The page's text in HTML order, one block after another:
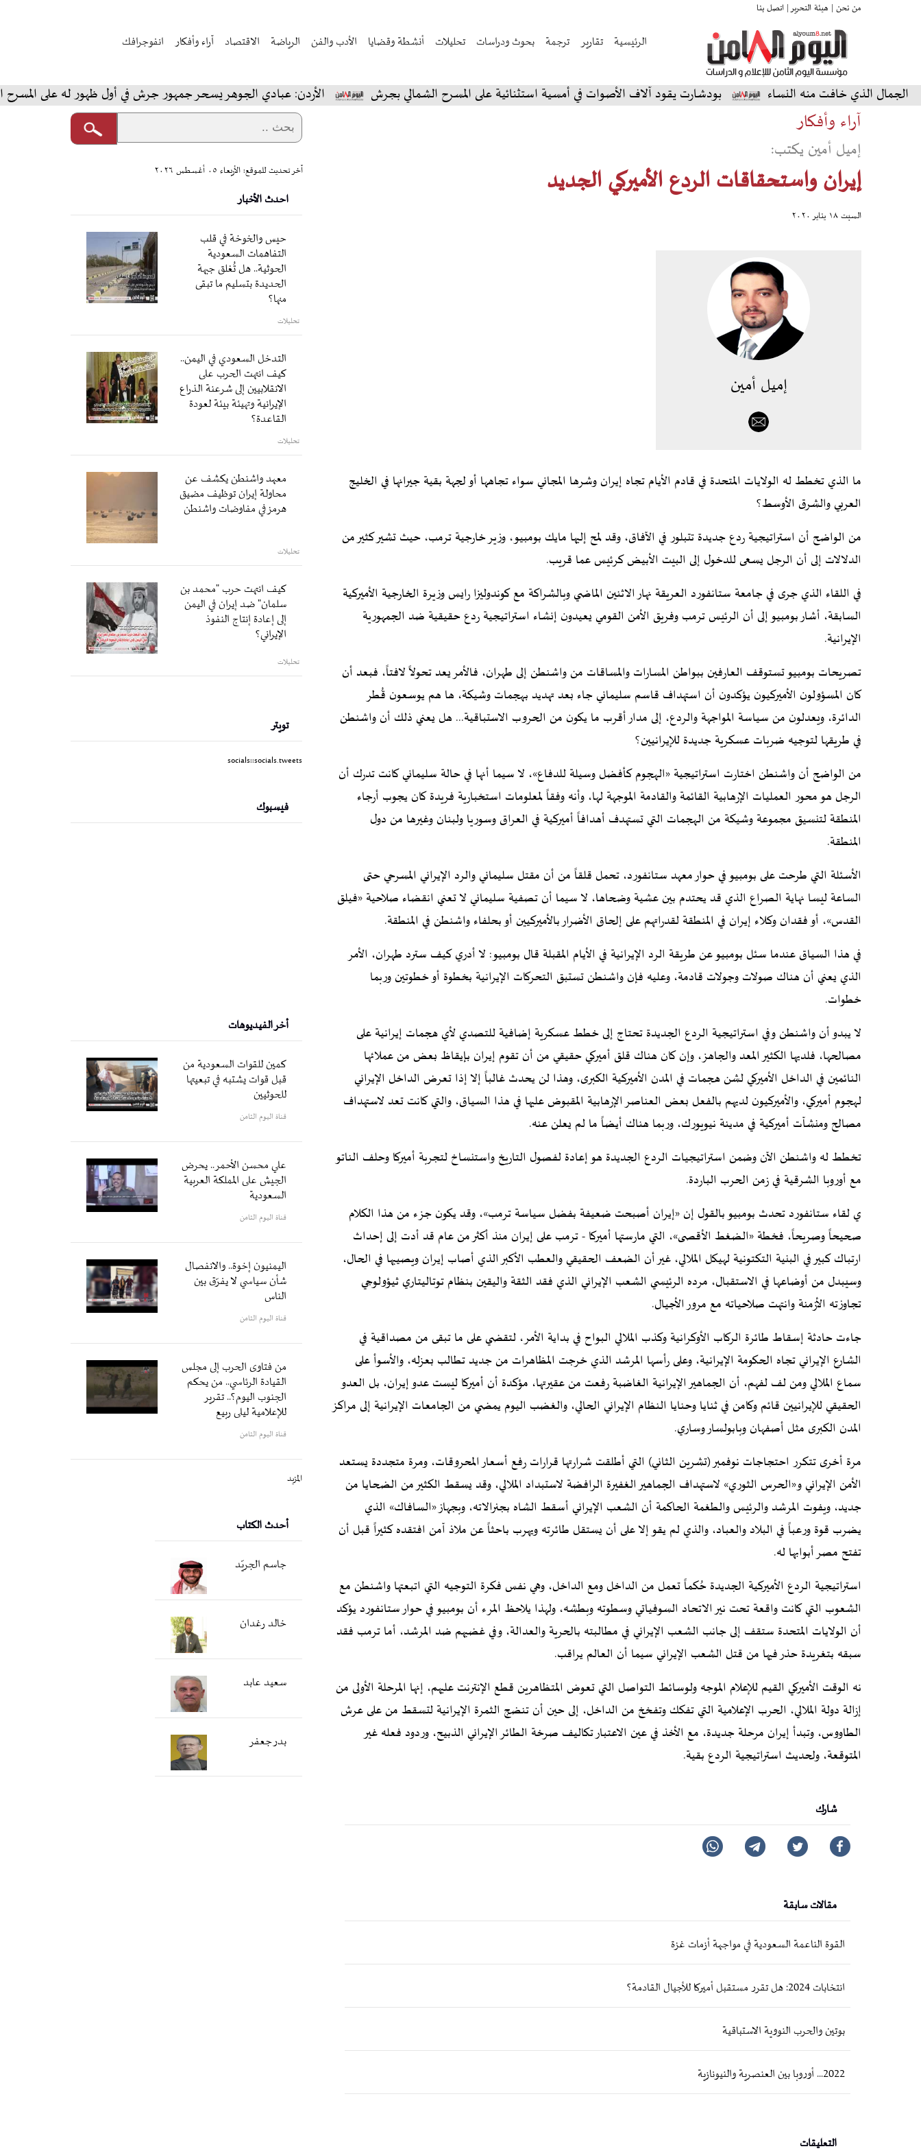
من نحن | هيئة التحرير | اتصل بنا
الرئيسية تقارير ترجمة بحوث ودراسات تحليلات أنشطة وقضايا الأدب والفن الرياضة الاقتصاد آراء وأفكار انفوجرافك
الذي خافت منه النساء بودشارت يقود آلاف الأصوات في أمسية استثنائية على المسرح الشمالي بجرش الأردن: عبادي الجوهر يسحر جمهور جرش في أول ظهور له على المسرح الجنوبي
آراء وأفكار
إميل أمين يكتب:
إيران واستحقاقات الردع الأميركي الجديد
السبت ١٨ يناير ٢٠٢٠
إميل أمين
ما الذي تخطط له الولايات المتحدة في قادم الأيام تجاه إيران وشرها المجاني سواء تجاهها أو لجهة بقية جيرانها في الخليج
العربي والشرق الأوسط؟
من الواضح أن استراتيجية ردع جديدة تتبلور في الآفاق، وقد لمح إليها مايك بومبيو، وزير خارجية ترمب، حيث تشير كثير من
الدلالات إلى أن الرجل يسعى للدخول إلى البيت الأبيض كرئيس عما قريب.
في اللقاء الذي جرى في جامعة ستانفورد العريقة نهار الاثنين الماضي وبالشراكة مع كوندوليزا رايس وزيرة الخارجية الأميركية
السابقة، أشار بومبيو إلى أن الرئيس ترمب وفريق الأمن القومي يعيدون إنشاء استراتيجية ردع حقيقية ضد الجمهورية
الإيرانية.
تصريحات بومبيو تستوقف العارفين ببواطن المسارات والمساقات من واشنطن إلى طهران، فالأمر يعد تحولاً لافتاً، فبعد أن
كان المسؤولون الأميركيون يؤكدون أن استهداف قاسم سليماني جاء بعد تهديد بهجمات وشيكة، ها هم يوسعون قُطر
الدائرة، ويعدلون من سياسة المواجهة والردع، إلى مدار أقرب ما يكون من الحروب الاستباقية... هل يعني ذلك أن واشنطن
في طريقها لتوجيه ضربات عسكرية جديدة للإيرانيين؟
من الواضح أن واشنطن اختارت استراتيجية «الهجوم كأفضل وسيلة للدفاع»، لا سيما أنها في حالة سليماني كانت تدرك أن
الرجل هو محور العمليات الإرهابية القائمة والقادمة الموجهة لها، وأنه وفقاً لمعلومات استخبارية فريدة كان يجوب أرجاء
المنطقة لتنسيق مجموعة وشيكة من الهجمات التي تستهدف أهدافاً أميركية في العراق وسوريا ولبنان وغيرها من دول
المنطقة.
الأسئلة التي طرحت على بومبيو في حوار معهد ستانفورد، تحمل قلقاً من أن مقتل سليماني والرد الإيراني المسرحي حتى
الساعة ليسا نهاية الصراع الذي قد يحتدم بين عشية وضحاها، لا سيما أن تصفية سليماني لا تعني انقضاء صلاحية «فيلق
القدس»، أو فقدان وكلاء إيران في المنطقة لقدراتهم على إلحاق الأضرار بالأميركيين أو بحلفاء واشنطن في المنطقة.
في هذا السياق عندما سئل بومبيو عن طريقة الرد الإيرانية في الأيام المقبلة قال بومبيو: لا أدري كيف سترد طهران، الأمر
الذي يعني أن هناك صولات وجولات قادمة، وعليه فإن واشنطن تستبق التحركات الإيرانية بخطوة أو خطوتين وربما
خطوات.
لا يبدو أن واشنطن وفي استراتيجية الردع الجديدة تحتاج إلى خطط عسكرية إضافية للتصدي لأي هجمات إيرانية على
مصالحها، فلديها الكثير المعد والجاهز، وإن كان هناك قلق أميركي حقيقي من أن تقوم إيران بإيقاظ بعض من عملائها
النائمين في الداخل الأميركي لشن هجمات في المدن الأميركية الكبرى، وهذا لن يحدث غالباً إلا إذا تعرض الداخل الإيراني
لهجوم أميركي، والأميركيون لديهم بالفعل بعض العناصر الإرهابية المقبوض عليها في هذا السياق، والتي كانت تعد لاستهداف
مصالح ومنشآت أميركية في مدينة نيويورك، وربما هناك أيضاً ما لم يعلن عنه.
تخطط له واشنطن الآن وضمن استراتيجيات الردع الجديدة هو إعادة لفصول التاريخ واستنساخ لتجربة أميركا وحلف الناتو
مع أوروبا الشرقية في زمن الحرب الباردة.
ي لقاء ستانفورد تحدث بومبيو بالقول إن «إيران أصبحت ضعيفة بفضل سياسة ترمب»، وقد يكون جزء من هذا الكلام
صحيحاً وصريحاً، فخطة «الضغط الأقصى»، التي مارستها أميركا - ترمب على إيران منذ أكثر من عام قد أدت إلى إحداث
ارتباك كبير في البنية التكتونية لهيكل الملالي، غير أن الضعف الحقيقي والعطب الأكبر الذي أصاب إيران ويصيبها في الحال،
وسيبدل من أوضاعها في الاستقبال، مرده الرئيسي الشعب الإيراني الذي فقد الثقة واليقين بنظام توتاليتاري ثيؤولوجي
تجاوزته الأزمنة وانتهت صلاحياته مع مرور الأجيال.
جاءت حادثة إسقاط طائرة الركاب الأوكرانية وكذب الملالي البواح في بداية الأمر، لتقضي على ما تبقى من مصداقية في
الشارع الإيراني تجاه الحكومة الإيرانية، وعلى رأسها المرشد الذي خرجت المظاهرات من جديد تطالب بعزله، والأسوأ على
سماع الملالي ومن لف لفهم، أن الجماهير الإيرانية الغاضبة رفعت من عقيرتها، مؤكدة أن أميركا ليست عدو إيران، بل العدو
الحقيقي للإيرانيين قائم وكامن في ثنايا وحنايا النظام الإيراني الحالي، والغضب اليوم يمضي من الجامعات الإيرانية إلى مراكز
المدن الكبرى مثل أصفهان وبابولسار وساري.
مرة أخرى تتكرر احتجاجات نوفمبر (تشرين الثاني) التي أطلقت شرارتها قرارات رفع أسعار المحروقات، ومرة متجددة يستعد
الأمن الإيراني و«الحرس الثوري» لاستهداف الجماهير الغفيرة الرافضة لاستبداد الملالي، وقد يسقط الكثير من الضحايا من
جديد، ويفوت المرشد والرئيس والطغمة الحاكمة أن الشعب الإيراني أسقط الشاه بجنرالاته، وبجهاز «السافاك» الذي
يضرب قوة ورعباً في البلاد والعباد، والذي لم يقو إلا على أن يستقل طائرته ويهرب باحثاً عن ملاذ آمن افتقده كثيراً قبل أن
تفتح مصر أبوابها له.
استراتيجية الردع الأميركية الجديدة حُكماً تعمل من الداخل ومع الداخل، وهي نفس فكرة التوجيه التي اتبعتها واشنطن مع
الشعوب التي كانت واقعة تحت نير الاتحاد السوفياتي وسطوته وبطشه، ولهذا يلاحظ المرء أن بومبيو في حوار ستانفورد يؤكد
أن الولايات المتحدة ستقف إلى جانب الشعب الإيراني في مطالبته بالحرية والعدالة، وفي غضبهم ضد المرشد، أما ترمب فقد
سبقه بتغريدة حذر فيها من قتل الشعب الإيراني سيما أن العالم يراقب.
نه الوقت الأميركي القيم للإعلام الموجه ولوسائط التواصل التي تعوض المتظاهرين قطع الإنترنت عليهم، إنها المرحلة الأولى من
إزالة دولة الملالي، الحرب الإعلامية التي تفكك وتفخخ من الداخل، إلى حين أن تنضج الثمرة الإيرانية لتسقط من على عرش
الطاووس، وتبدأ إيران مرحلة جديدة، مع الأخذ في عين الاعتبار تكاليف صرخة الطائر الإيراني الذبيح، وردود فعله غير
المتوقعة، ولحديث استراتيجية الردع بقية.
شارك
مقالات سابقة
القوة الناعمة السعودية في مواجهة أزمات غزة
انتخابات 2024: هل تقرر مستقبل أميركا للأجيال القادمة؟
بوتين والحرب النووية الاستباقية
2022... أوروبا بين العنصرية والنيونازية
التعليقات
آخر تحديث للموقع: الأربعاء ٠٥ أغسطس ٢٠٢٦
احدث الأخبار
حيس والخوخة في قلب
التفاهمات السعودية
الحوثية.. هل تُغلق جبهة
الحديدة بتسليم ما تبقى
منها؟
تحليلات
التدخل السعودي في اليمن..
كيف انتهت الحرب على
الانقلابيين إلى شرعنة الذراع
الإيرانية وتهيئة بيئة لعودة
القاعدة؟
تحليلات
معهد واشنطن يكشف عن
محاولة إيران توظيف مضيق
هرمز في مفاوضات واشنطن
تحليلات
كيف انتهت حرب "محمد بن
سلمان" ضد إيران في اليمن
إلى إعادة إنتاج النفوذ
الإيراني؟
تحليلات
تويتر
socials::socials.tweets
فيسبوك
أخر الفيديوهات
كمين للقوات السعودية من
قبل قوات يشتبه في تبعيتها
للحوثيين
قناة اليوم الثامن
علي محسن الأحمر.. يحرض
الجيش على المملكة العربية
السعودية
قناة اليوم الثامن
اليمنيون إخوة.. والانفصال
شأن سياسي لا يفرّق بين
الناس
قناة اليوم الثامن
من فتاوى الحرب إلى مجلس
القيادة الرئاسي.. من يحكم
الجنوب اليوم؟.. تقرير
للإعلامية ليلى ربيع
قناة اليوم الثامن
المزيد
أحدث الكتاب
جاسم الجريّد
خالد رغدان
سعید عابد
بدر جعفر